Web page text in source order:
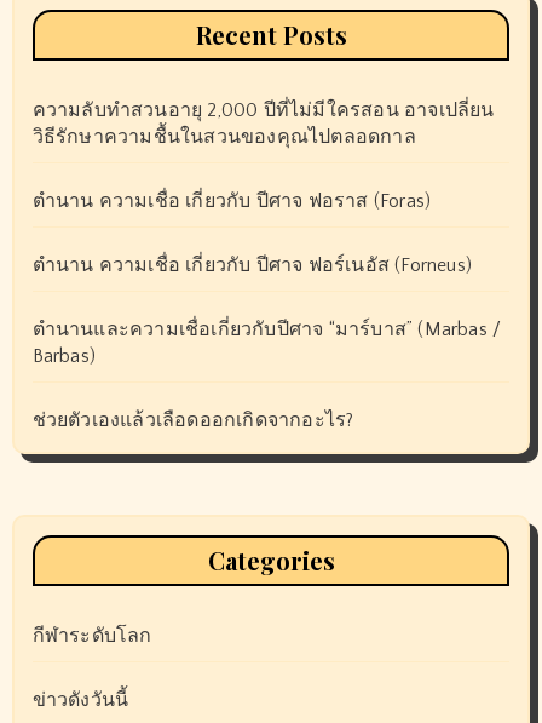
Recent Posts
ความลับทำสวนอายุ 2,000 ปีที่ไม่มีใครสอน อาจเปลี่ยน
วิธีรักษาความชื้นในสวนของคุณไปตลอดกาล
ตำนาน ความเชื่อ เกี่ยวกับ ปีศาจ ฟอราส (Foras)
ตำนาน ความเชื่อ เกี่ยวกับ ปีศาจ ฟอร์เนอัส (Forneus)
ตำนานและความเชื่อเกี่ยวกับปีศาจ “มาร์บาส” (Marbas /
Barbas)
ช่วยตัวเองแล้วเลือดออกเกิดจากอะไร?
Categories
กีฬาระดับโลก
ข่าวดังวันนี้